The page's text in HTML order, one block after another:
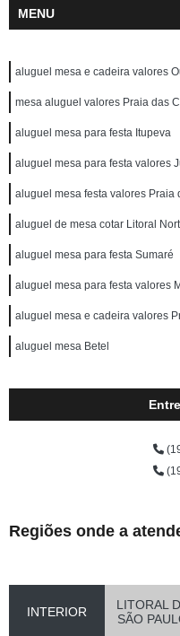
MENU
aluguel mesa e cadeira valores
mesa aluguel valores Praia das
aluguel mesa para festa Itupeva
aluguel mesa para festa valores
aluguel mesa festa valores Praia
aluguel de mesa cotar Litoral
aluguel mesa para festa Sumaré
aluguel mesa para festa valores
aluguel mesa e cadeira valores
aluguel mesa Betel
Regiões onde a
INTERIOR
LITORAL
SÃO